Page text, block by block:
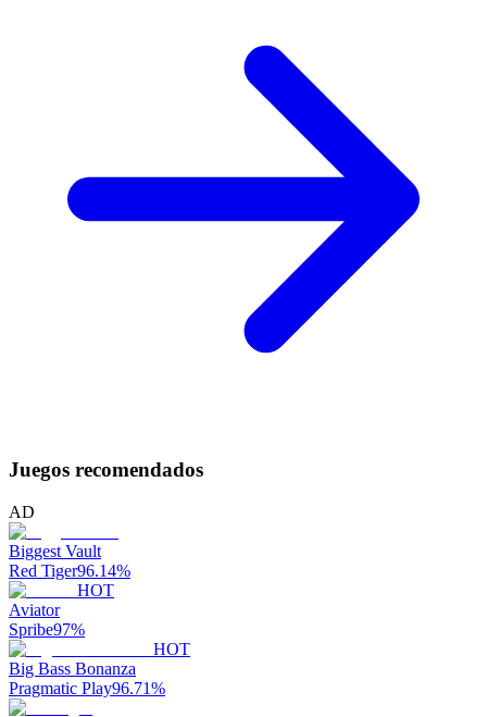
Juegos recomendados
AD
Biggest Vault
Red Tiger96.14%
HOT
Aviator
Spribe97%
HOT
Big Bass Bonanza
Pragmatic Play96.71%